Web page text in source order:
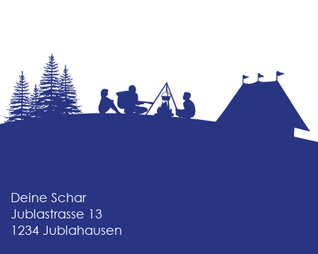
Deine Schar
Jublastrasse 13
1234 Jublahausen